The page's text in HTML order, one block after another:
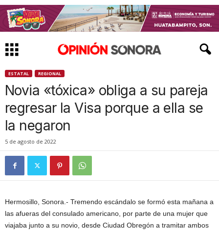
ESTATAL REGIONAL
Novia «tóxica» obliga a su pareja
regresar la Visa porque a ella se
la negaron
5 de agosto de 2022
Hermosillo, Sonora.- Tremendo escándalo se formó esta mañana a
las afueras del consulado americano, por parte de una mujer que
viajaba junto a su novio, desde Ciudad Obregón a tramitar ambos